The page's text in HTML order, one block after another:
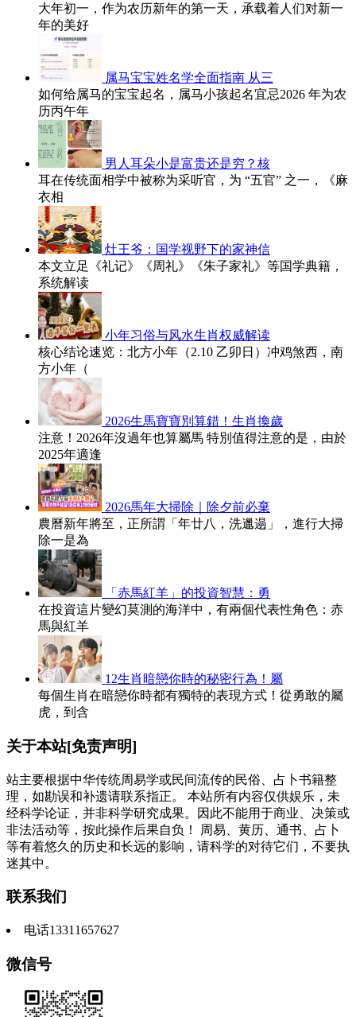
大年初一，作为农历新年的第一天，承载着人们对新一
年的美好
属马宝宝姓名学全面指南 从三
如何给属马的宝宝起名，属马小孩起名宜忌2026 年为农
历丙午年
男人耳朵小是富贵还是穷？核
耳在传统面相学中被称为采听官，为 “五官” 之一，《麻
衣相
灶王爷：国学视野下的家神信
本文立足《礼记》《周礼》《朱子家礼》等国学典籍，
系统解读
小年习俗与风水生肖权威解读
核心结论速览：北方小年（2.10 乙卯日）冲鸡煞西，南
方小年（
2026生馬寶寶別算錯！生肖換歲
注意！2026年沒過年也算屬馬 特別值得注意的是，由於
2025年適逢
2026馬年大掃除｜除夕前必棄
農曆新年將至，正所謂「年廿八，洗邋遢」，進行大掃
除一是為
「赤馬紅羊」的投資智慧：勇
在投資這片變幻莫測的海洋中，有兩個代表性角色：赤
馬與紅羊
12生肖暗戀你時的秘密行為！屬
每個生肖在暗戀你時都有獨特的表現方式！從勇敢的屬
虎，到含
关于本站[免责声明]
站主要根据中华传统周易学或民间流传的民俗、占卜书籍整
理，如勘误和补遗请联系指正。 本站所有内容仅供娱乐，未
经科学论证，并非科学研究成果。因此不能用于商业、决策或
非法活动等，按此操作后果自负！ 周易、黄历、通书、占卜
等有着悠久的历史和长远的影响，请科学的对待它们，不要执
迷其中。
联系我们
电话13311657627
微信号